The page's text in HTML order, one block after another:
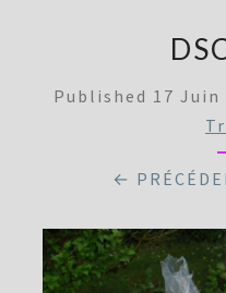
Published 17 Juin
←